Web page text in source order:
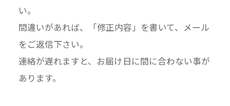
い。
間違いがあれば、「修正内容」を書いて、メール
をご返信下さい。
連絡が遅れますと、お届け日に間に合わない事が
あります。